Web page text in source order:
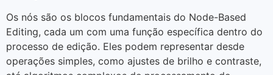
Os nós são os blocos fundamentais do Node-Based
Editing, cada um com uma função específica dentro do
processo de edição. Eles podem representar desde
operações simples, como ajustes de brilho e contraste,